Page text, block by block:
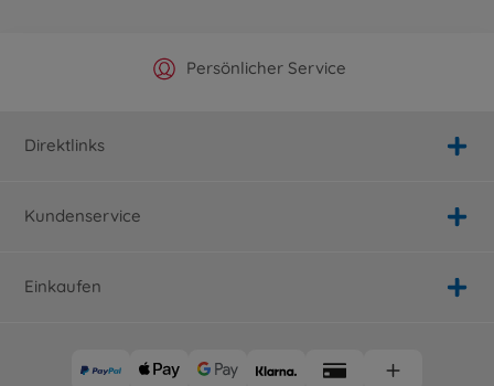
Offizieller Hersteller Shop
Persönlicher Service
Versandkostenfrei ab 25€
Schnelle Lieferung
Direktlinks
Kundenservice
Einkaufen